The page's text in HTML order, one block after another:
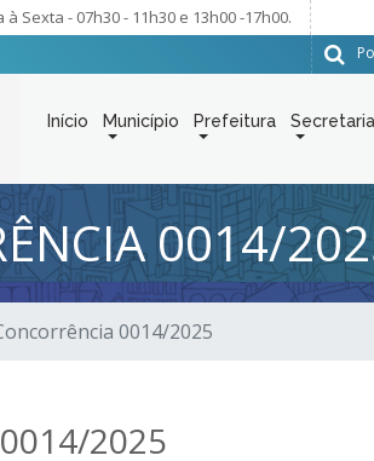
à Sexta - 07h30 - 11h30 e 13h00 -17h00.
Início Município Prefeitura
0014/
0014/2025
2025